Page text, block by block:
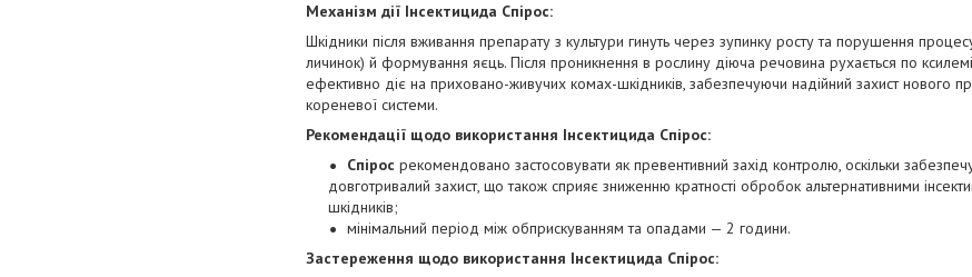
Механізм дії Інсектицида Спірос:
Шкідники після вживання препарату з культури гинуть через зупинку росту та порушення процесу
личинок) й формування яєць. Після проникнення в рослину діюча речовина рухається по
ефективно діє на приховано-живучих комах-шкідників, забезпечуючи надійний захист нового
кореневої системи.
Рекомендації щодо використання Інсектицида Спірос:
Спірос рекомендовано застосовувати як превентивний захід контролю, оскільки
довготривалий захист, що також сприяє зниженню кратності обробок альтернативними
шкідників;
мінімальний період між обприскуванням та опадами — 2 години.
Застереження щодо використання Інсектицида Спірос: